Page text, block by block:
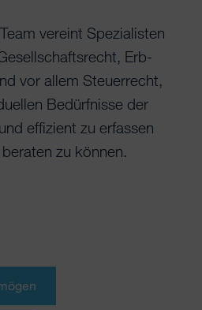
vereint Spezialisten
Erb-
vor allem Steuerrecht,
Bedürfnisse der
effizient zu erfassen
zu können.